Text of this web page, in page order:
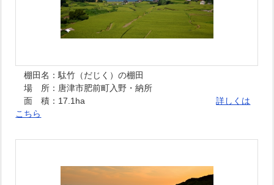
棚田名：駄竹（だじく）の棚田
場 所：唐津市肥前町入野・納所
面 積：17.1ha詳しくは
こちら